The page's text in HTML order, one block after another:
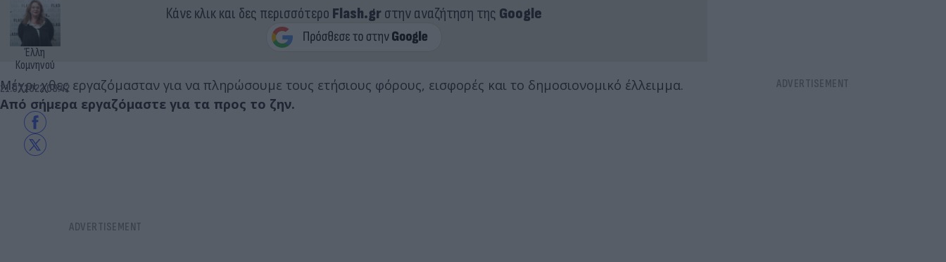
Έλλη
Κομνηνού
21.07.2022 08:42
Κάνε κλικ και δες περισσότερο Flash.grστην αναζήτηση της Google
Μέχρι χθες εργαζόμασταν για να πληρώσουμε τους ετήσιους φόρους, εισφορές και το δημοσιονομικό έλλειμμα.
Από σήμερα εργαζόμαστε για τα προς το ζην.